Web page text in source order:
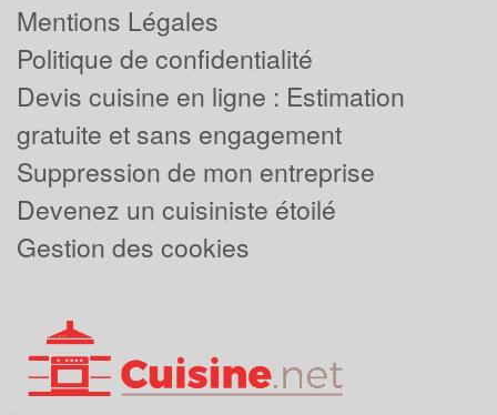
Mentions Légales
Politique de confidentialité
Devis cuisine en ligne : Estimation
gratuite et sans engagement
Suppression de mon entreprise
Devenez un cuisiniste étoilé
Gestion des cookies